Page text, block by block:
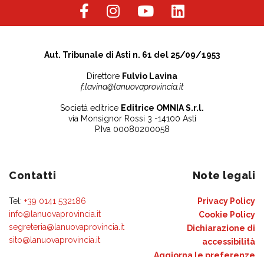
Aut. Tribunale di Asti n. 61 del 25/09/1953
Direttore Fulvio Lavina
f.lavina@lanuovaprovincia.it
Società editrice Editrice OMNIA S.r.l.
via Monsignor Rossi 3 -14100 Asti
P.Iva 00080200058
Contatti
Tel: +39 0141 532186
info@lanuovaprovincia.it
segreteria@lanuovaprovincia.it
sito@lanuovaprovincia.it
Note legali
Privacy Policy
Cookie Policy
Dichiarazione di
accessibilità
Aggiorna le preferenze